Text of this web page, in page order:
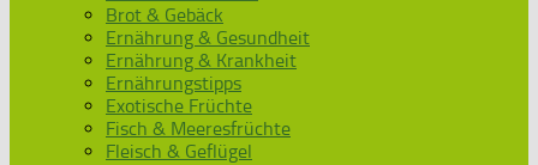
Brot & Gebäck
Ernährung & Gesundheit
Ernährung & Krankheit
Ernährungstipps
Exotische Früchte
Fisch & Meeresfrüchte
Fleisch & Geflügel